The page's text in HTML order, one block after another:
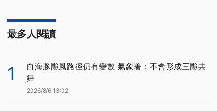
最多人閱讀
1
白海豚颱風路徑仍有變數 氣象署：不會形成三颱共
舞
2026/8/6 13:02